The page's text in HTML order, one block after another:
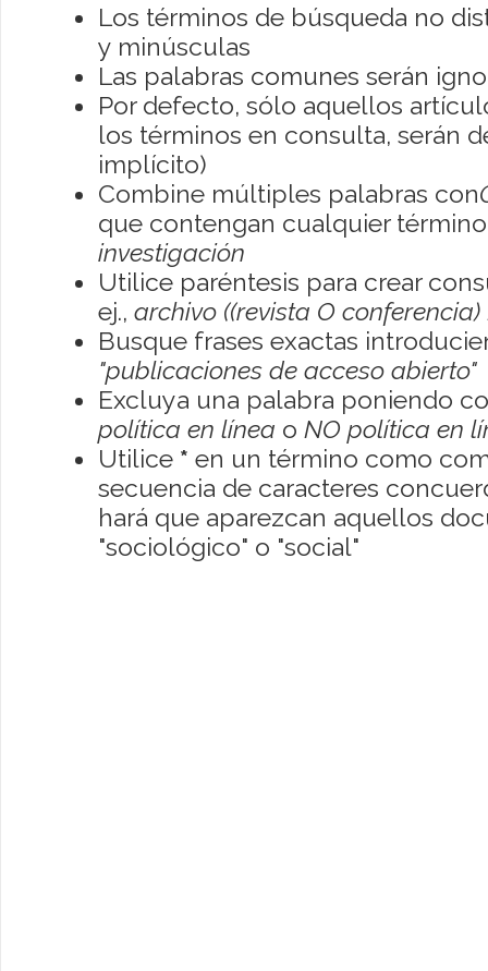
Los términos de búsqueda no
y minúsculas
Las palabras comunes serán
Por defecto, sólo aquellos
los términos en consulta, serán
implícito)
Combine múltiples palabras con
que contengan cualquier
investigación
Utilice paréntesis para crear
ej., archivo ((revista O conferencia)
Busque frases exactas
"publicaciones de acceso abierto"
Excluya una palabra poniendo
política en línea o NO política en
Utilice * en un término como
secuencia de caracteres
hará que aparezcan aquellos
"sociológico" o "social"